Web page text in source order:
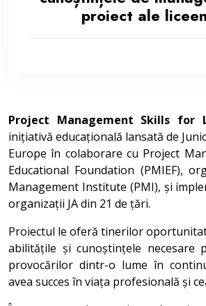
proiect ale
Project Management Skills for
inițiativă educațională lansată de
Europe în colaborare cu Project
Educational Foundation (PMIEF),
Management Institute (PMI), și
organizații JA din 21 de țări.
Proiectul le oferă tinerilor
abilitățile și cunoștințele necesare
provocărilor dintr-o lume în
avea succes în viața profesională și